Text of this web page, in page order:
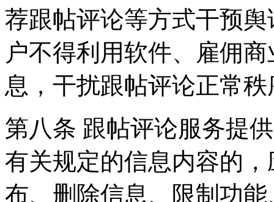
荐跟帖评论等方式干预
户不得利用软件、雇佣
息，干扰跟帖评论正常
第八条 跟帖评论服务提
有关规定的信息内容的
布、删除信息、限制功